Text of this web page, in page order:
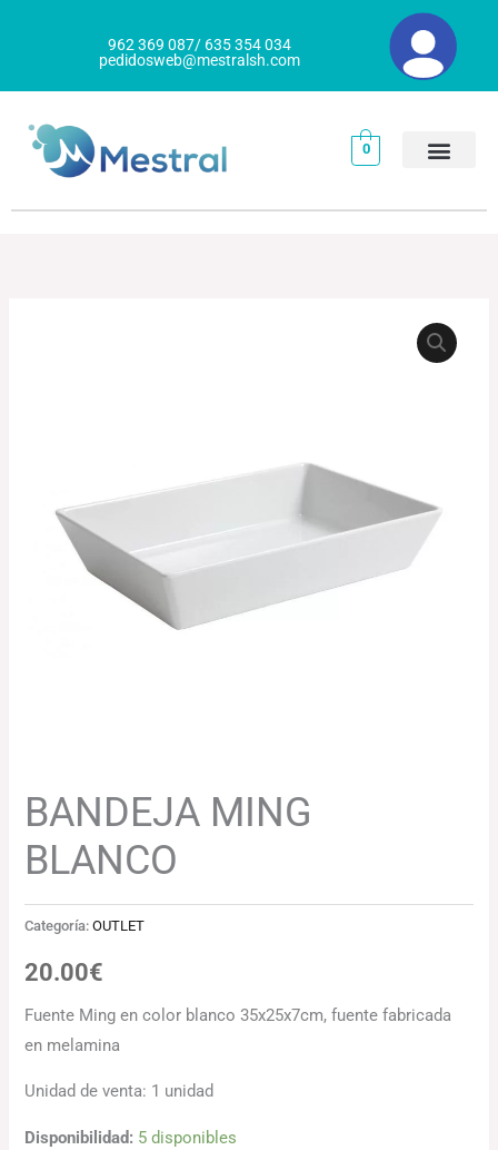
962 369 087/ 635 354 034
pedidosweb@mestralsh.com
0
BANDEJA MING
BLANCO
Categoría:OUTLET
20.00€
Fuente Ming en color blanco 35x25x7cm, fuente fabricada
en melamina
Unidad de venta: 1 unidad
Disponibilidad: 5 disponibles